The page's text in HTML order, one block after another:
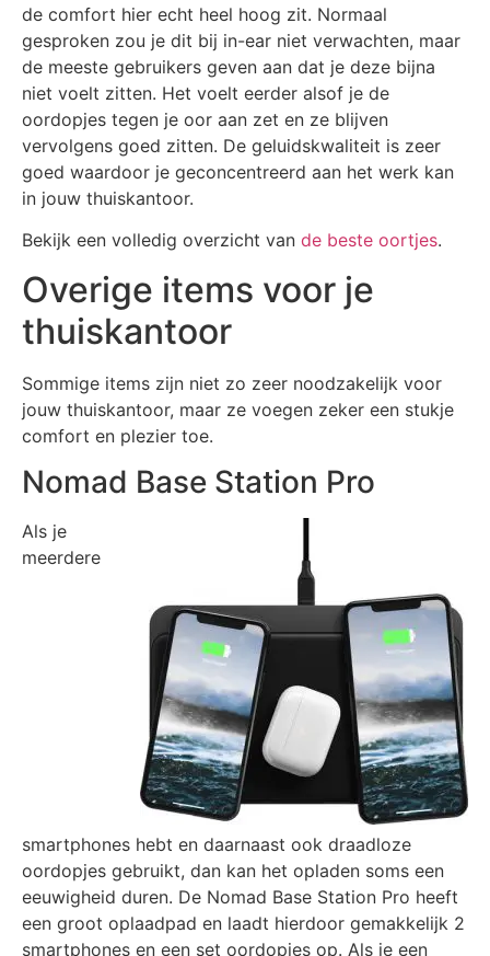
de comfort hier echt heel hoog zit. Normaal
gesproken zou je dit bij in-ear niet verwachten, maar
de meeste gebruikers geven aan dat je deze bijna
niet voelt zitten. Het voelt eerder alsof je de
oordopjes tegen je oor aan zet en ze blijven
vervolgens goed zitten. De geluidskwaliteit is zeer
goed waardoor je geconcentreerd aan het werk kan
in jouw thuiskantoor.
Bekijk een volledig overzicht van de beste oortjes.
Overige items voor je
thuiskantoor
Sommige items zijn niet zo zeer noodzakelijk voor
jouw thuiskantoor, maar ze voegen zeker een stukje
comfort en plezier toe.
Nomad Base Station Pro
Als je
meerdere
smartphones hebt en daarnaast ook draadloze
oordopjes gebruikt, dan kan het opladen soms een
eeuwigheid duren. De Nomad Base Station Pro heeft
een groot oplaadpad en laadt hierdoor gemakkelijk 2
smartphones en een set oordopjes op. Als je een